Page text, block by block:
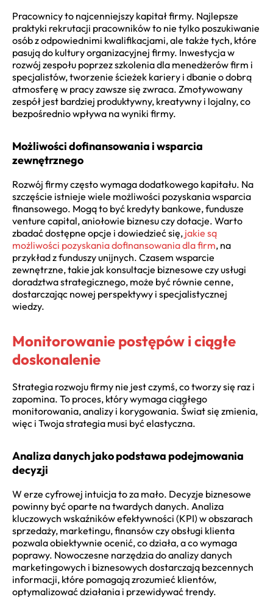
Pracownicy to najcenniejszy kapitał firmy. Najlepsze
praktyki rekrutacji pracowników to nie tylko poszukiwanie
osób z odpowiednimi kwalifikacjami, ale także tych, które
pasują do kultury organizacyjnej firmy. Inwestycja w
rozwój zespołu poprzez szkolenia dla menedżerów firm i
specjalistów, tworzenie ścieżek kariery i dbanie o dobrą
atmosferę w pracy zawsze się zwraca. Zmotywowany
zespół jest bardziej produktywny, kreatywny i lojalny, co
bezpośrednio wpływa na wyniki firmy.
Możliwości dofinansowania i wsparcia
zewnętrznego
Rozwój firmy często wymaga dodatkowego kapitału. Na
szczęście istnieje wiele możliwości pozyskania wsparcia
finansowego. Mogą to być kredyty bankowe, fundusze
venture capital, aniołowie biznesu czy dotacje. Warto
zbadać dostępne opcje i dowiedzieć się, jakie są
możliwości pozyskania dofinansowania dla firm, na
przykład z funduszy unijnych. Czasem wsparcie
zewnętrzne, takie jak konsultacje biznesowe czy usługi
doradztwa strategicznego, może być równie cenne,
dostarczając nowej perspektywy i specjalistycznej
wiedzy.
Monitorowanie postępów i ciągłe
doskonalenie
Strategia rozwoju firmy nie jest czymś, co tworzy się raz i
zapomina. To proces, który wymaga ciągłego
monitorowania, analizy i korygowania. Świat się zmienia,
więc i Twoja strategia musi być elastyczna.
Analiza danych jako podstawa podejmowania
decyzji
W erze cyfrowej intuicja to za mało. Decyzje biznesowe
powinny być oparte na twardych danych. Analiza
kluczowych wskaźników efektywności (KPI) w obszarach
sprzedaży, marketingu, finansów czy obsługi klienta
pozwala obiektywnie ocenić, co działa, a co wymaga
poprawy. Nowoczesne narzędzia do analizy danych
marketingowych i biznesowych dostarczają bezcennych
informacji, które pomagają zrozumieć klientów,
optymalizować działania i przewidywać trendy.